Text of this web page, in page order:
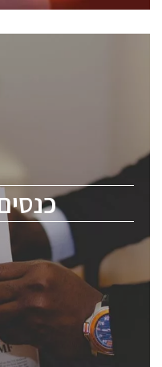
לכל העוסקים
12-13, 2026. The
involved in the
engineers,
executives.